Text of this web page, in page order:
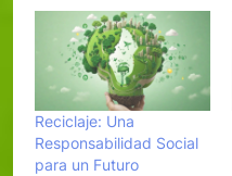
Reciclaje: Una
Responsabilidad Social
para un Futuro